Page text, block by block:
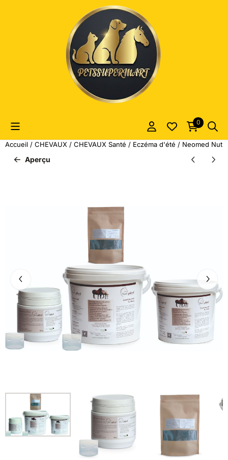
Les préférences de cookies sont actuellement fermées.
0
Accueil / CHEVAUX / CHEVAUX Santé / Eczéma d'été / Neomed
Aperçu